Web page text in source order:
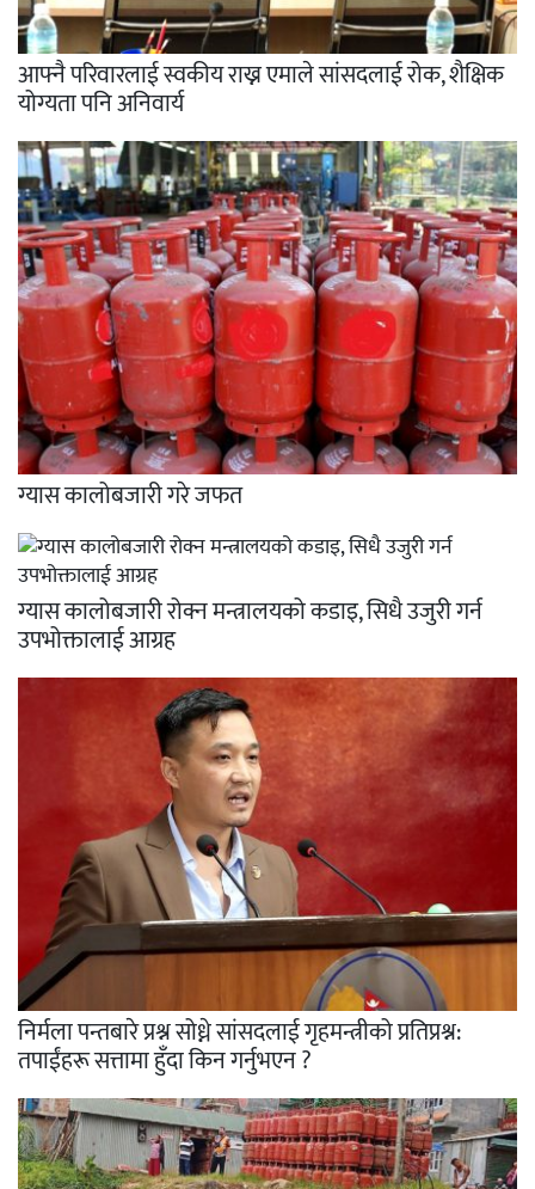
आफ्नै परिवारलाई स्वकीय राख्न एमाले सांसदलाई रोक, शैक्षिक
योग्यता पनि अनिवार्य
ग्यास कालोबजारी गरे जफत
ग्यास कालोबजारी रोक्न मन्त्रालयको कडाइ, सिधै उजुरी गर्न
उपभोक्तालाई आग्रह
निर्मला पन्तबारे प्रश्न सोध्ने सांसदलाई गृहमन्त्रीको प्रतिप्रश्न:
तपाईंहरू सत्तामा हुँदा किन गर्नुभएन ?